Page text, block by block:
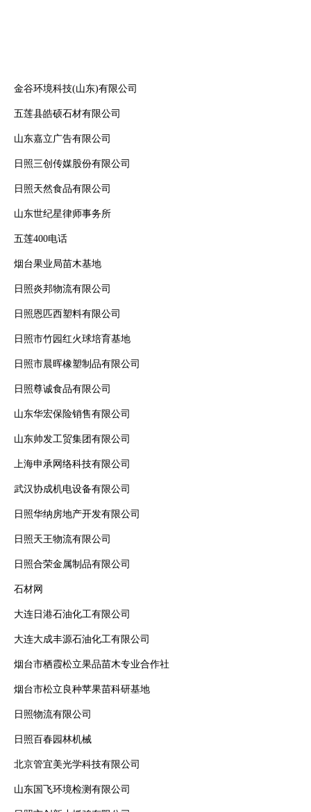
金谷环境科技(山东)有限公司
五莲县皓硕石材有限公司
山东嘉立广告有限公司
日照三创传媒股份有限公司
日照天然食品有限公司
山东世纪星律师事务所
五莲400电话
烟台果业局苗木基地
日照炎邦物流有限公司
日照恩匹西塑料有限公司
日照市竹园红火球培育基地
日照市晨晖橡塑制品有限公司
日照尊诚食品有限公司
山东华宏保险销售有限公司
山东帅发工贸集团有限公司
上海申承网络科技有限公司
武汉协成机电设备有限公司
日照华纳房地产开发有限公司
日照天王物流有限公司
日照合荣金属制品有限公司
石材网
大连日港石油化工有限公司
大连大成丰源石油化工有限公司
烟台市栖霞松立果品苗木专业合作社
烟台市松立良种苹果苗科研基地
日照物流有限公司
日照百春园林机械
北京管宜美光学科技有限公司
山东国飞环境检测有限公司